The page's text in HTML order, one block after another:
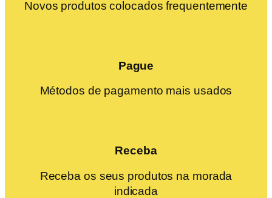
Novos produtos colocados frequentemente
Pague
Métodos de pagamento mais usados
Receba
Receba os seus produtos na morada
indicada